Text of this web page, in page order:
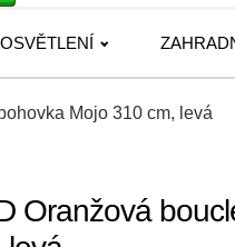
OSVĚTLENÍ
Mojo 310 cm, levá
Oranžová